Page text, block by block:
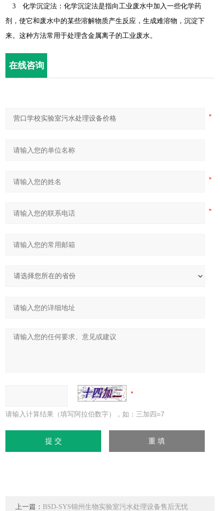
3 化学沉淀法：化学沉淀法是指向工业废水中加入一些化学药
剂，使它和废水中的某些溶解物质产生反应，生成难溶物，沉淀下
来。这种方法常用于处理含金属离子的工业废水。
在线咨询
请输入计算结果（填写阿拉伯数字），如：三加四=7
上一篇： BSD-SYS锦州生物实验室污水处理设备售后无忧